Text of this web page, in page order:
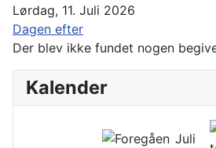
Lørdag, 11. Juli 2026
Dagen efter
Der blev ikke fundet nogen
Kalender
Juli